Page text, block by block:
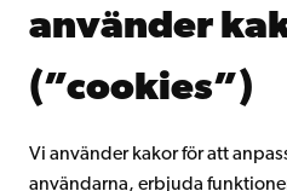
använder
(”cookies”)
Vi använder kakor för att
användarna, erbjuda
Gå med i Åbo
Intranätet